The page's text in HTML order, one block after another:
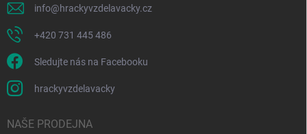
info@hrackyvzdelavacky.cz
+420 731 445 486
Sledujte nás na Facebooku
hrackyvzdelavacky
NAŠE PRODEJNA